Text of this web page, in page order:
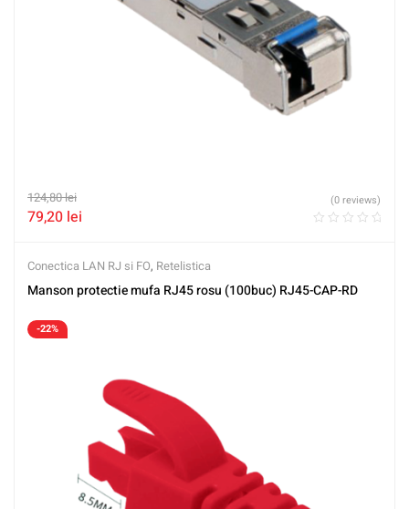
124,80lei
79,20 lei
(0 reviews)
Conectica LAN RJ si FO, Retelistica
Manson protectie mufa RJ45 rosu (100buc) RJ45-CAP-RD
-22%